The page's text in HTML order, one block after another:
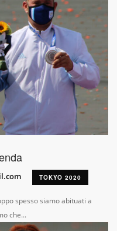
TOKYO 2020
spesso siamo abituati a
che...